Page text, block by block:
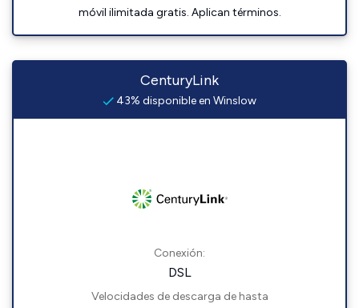
móvil ilimitada gratis. Aplican términos.
CenturyLink
43% disponible en Winslow
Conexión:
DSL
Velocidades de descarga de hasta